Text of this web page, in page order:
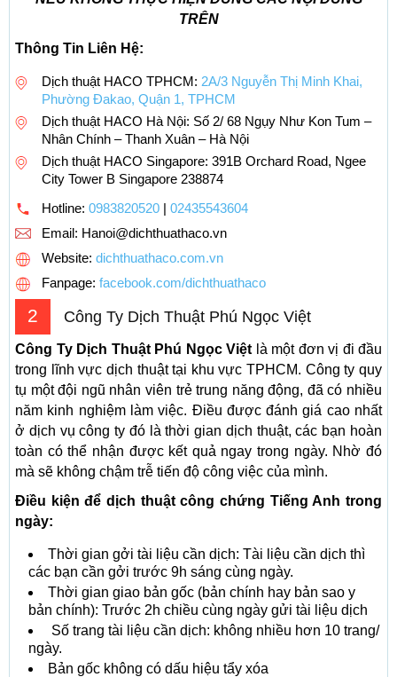
TRÊN
Thông Tin Liên Hệ:
Dịch thuật HACO TPHCM: 2A/3 Nguyễn Thị Minh Khai,
Phường Đakao, Quận 1, TPHCM
Dịch thuật HACO Hà Nội: Số 2/ 68 Ngụy Như Kon Tum –
Nhân Chính – Thanh Xuân – Hà Nội
Dịch thuật HACO Singapore: 391B Orchard Road, Ngee
City Tower B Singapore 238874
Hotline: 0983820520 | 02435543604
Email: Hanoi@dichthuathaco.vn
Website: dichthuathaco.com.vn
Fanpage: facebook.com/dichthuathaco
2 Công Ty Dịch Thuật Phú Ngọc Việt
Công Ty Dịch Thuật Phú Ngọc Việt là một đơn vị đi đầu
trong lĩnh vực dịch thuật tại khu vực TPHCM. Công ty quy
tụ một đội ngũ nhân viên trẻ trung năng động, đã có nhiều
năm kinh nghiệm làm việc. Điều được đánh giá cao nhất
ở dịch vụ công ty đó là thời gian dịch thuật, các bạn hoàn
toàn có thể nhận được kết quả ngay trong ngày. Nhờ đó
mà sẽ không chậm trễ tiến độ công việc của mình.
Điều kiện để dịch thuật công chứng Tiếng Anh trong
ngày:
Thời gian gởi tài liệu cần dịch: Tài liệu cần dịch thì
các bạn cần gởi trước 9h sáng cùng ngày.
Thời gian giao bản gốc (bản chính hay bản sao y
bản chính): Trước 2h chiều cùng ngày gửi tài liệu dịch
Số trang tài liệu cần dịch: không nhiều hơn 10 trang/
ngày.
Bản gốc không có dấu hiệu tẩy xóa